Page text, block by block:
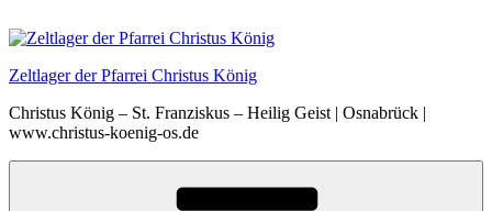
Inhalt
Zeltlager der Pfarrei Christus König
Christus König – St. Franziskus – Heilig Geist | Osnabrück |
www.christus-koenig-os.de